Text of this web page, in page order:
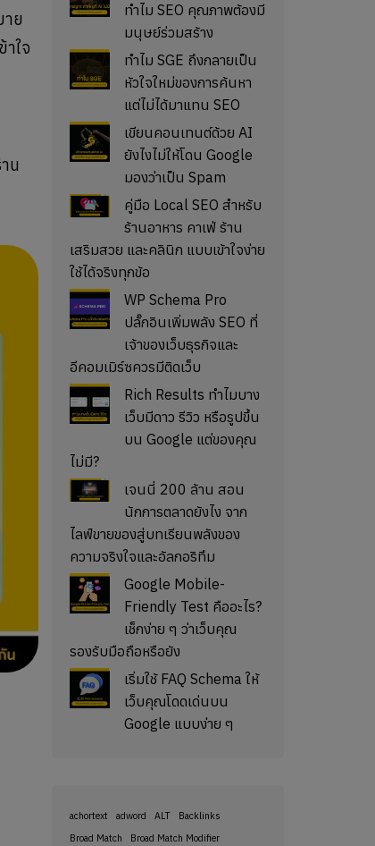
ย
ใจ
น
ทำไม SEO คุณภาพต้องมี
มนุษย์ร่วมสร้าง
ทำไม SGE ถึงกลายเป็น
หัวใจใหม่ของการค้นหา
แต่ไม่ได้มาแทน SEO
เขียนคอนเทนต์ด้วย AI
ยังไงไม่ให้โดน Google
มองว่าเป็น Spam
คู่มือ Local SEO สำหรับ
ร้านอาหาร คาเฟ่ ร้าน
เสริมสวย และคลินิก แบบเข้าใจง่าย
ใช้ได้จริงทุกข้อ
WP Schema Pro
ปลั๊กอินเพิ่มพลัง SEO ที่
เจ้าของเว็บธุรกิจและ
อีคอมเมิร์ซควรมีติดเว็บ
Rich Results ทำไมบาง
เว็บมีดาว รีวิว หรือรูปขึ้น
บน Google แต่ของคุณ
ไม่มี?
เจนนี่ 200 ล้าน สอน
นักการตลาดยังไง จาก
ไลฟ์ขายของสู่บทเรียนพลังของ
ความจริงใจและอัลกอริทึม
Google Mobile-
Friendly Test คืออะไร?
เช็กง่าย ๆ ว่าเว็บคุณ
รองรับมือถือหรือยัง
เริ่มใช้ FAQ Schema ให้
เว็บคุณโดดเด่นบน
Google แบบง่าย ๆ
achortext adword ALT
Backlinks
Broad Match
Broad Match Modifier